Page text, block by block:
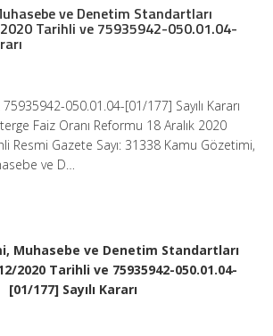
ve Denetim Standartları
Tarihli ve 75935942-050.01.04-
75935942-050.01.04-[01/177] Sayılı Kararı
Faiz Oranı Reformu 18 Aralık 2020
Resmi Gazete Sayı: 31338 Kamu Gözetimi,
ve D…
Muhasebe ve Denetim Standartları
2020 Tarihli ve 75935942-050.01.04-
[01/177] Sayılı Kararı